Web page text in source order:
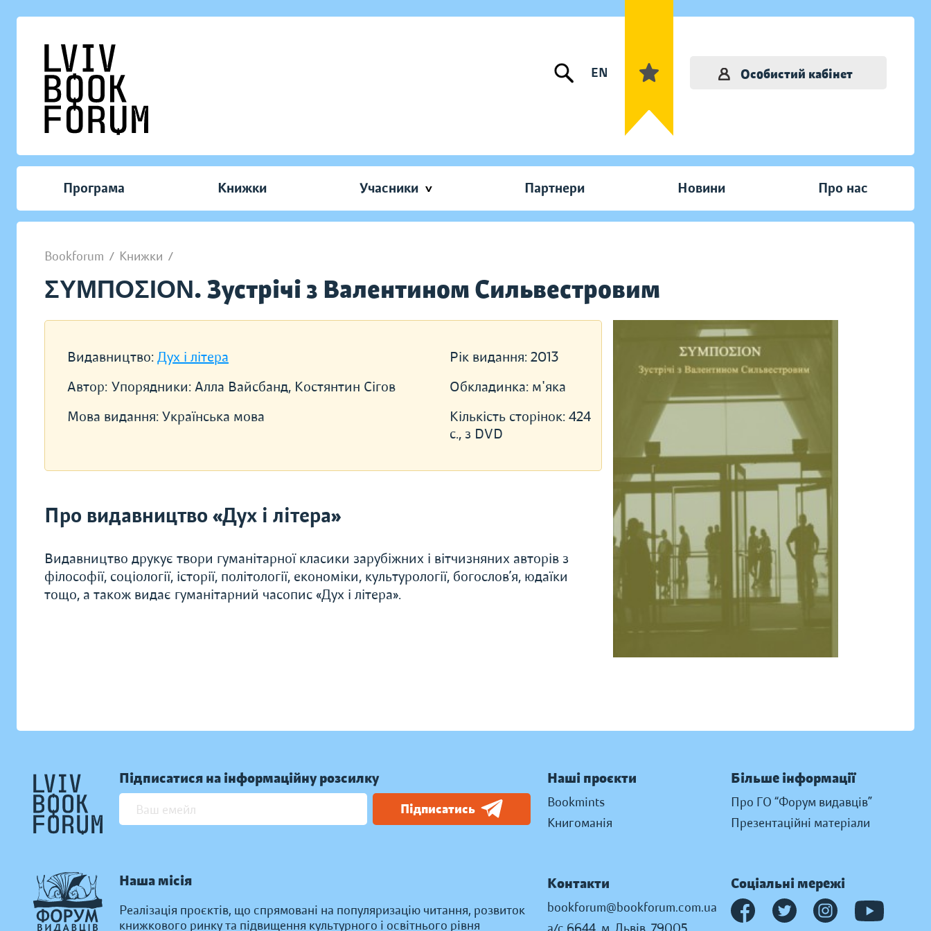
EN Особистий кабінет
Програма Книжки Учасники Партнери Новини Про нас
Bookforum / Книжки /
ΣΥΜΠΟΣΙΟΝ. Зустрічі з Валентином Сильвестровим
Видавництво: Дух і літера
Автор: Упорядники: Алла Вайсбанд, Костянтин Сігов
Мова видання: Українська мова
Рік видання: 2013
Обкладинка: м'яка
Кількість сторінок: 424
с., з DVD
Про видавництво «Дух і літера»
Видавництво друкує твори гуманітарної класики зарубіжних і вітчизняних авторів з
філософії, соціології, історії, політології, економіки, культурології, богослов’я, юдаїки
тощо, а також видає гуманітарний часопис «Дух і літера».
Підписатися на інформаційну розсилку
Підписатись
Наша місія
Реалізація проєктів, що спрямовані на популяризацію читання, розвиток
книжкового ринку та підвищення культурного і освітнього рівня
Наші проєкти
Bookmints
Книгоманія
Більше інформації
Про ГО “Форум видавців”
Презентаційні матеріали
Контакти
bookforum@bookforum.com.ua
Соціальні мережі